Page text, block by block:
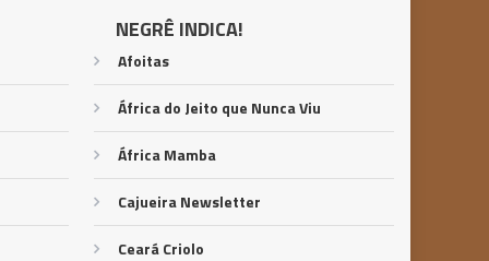
NEGRÊ INDICA!
Afoitas
África do Jeito que Nunca Viu
África Mamba
Cajueira Newsletter
Ceará Criolo